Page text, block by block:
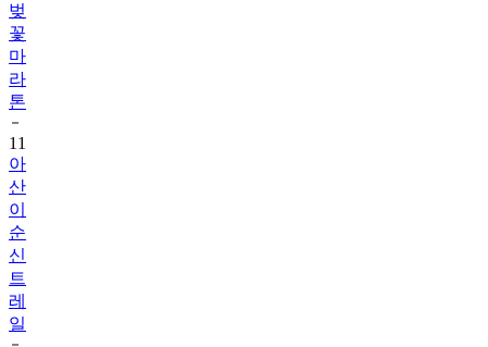
벚
꽃
마
라
톤
11
아
산
이
순
신
트
레
일